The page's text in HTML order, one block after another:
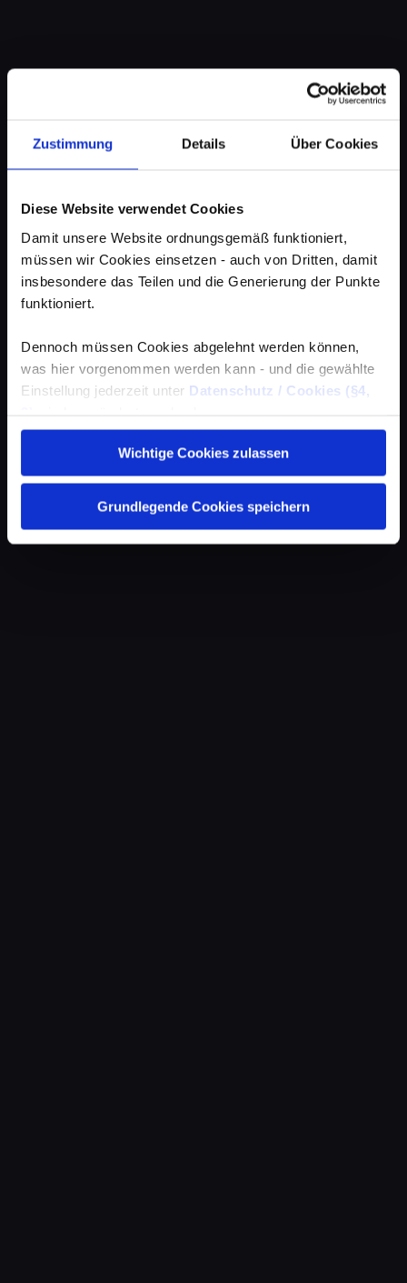
Zustimmung Details Über Cookies
Diese Website verwendet Cookies
Damit unsere Website ordnungsgemäß funktioniert,
müssen wir Cookies einsetzen - auch von Dritten, damit
insbesondere das Teilen und die Generierung der Punkte
funktioniert.
Dennoch müssen Cookies abgelehnt werden können,
was hier vorgenommen werden kann - und die gewählte
Einstellung jederzeit unter Datenschutz / Cookies (§4,
Wichtige Cookies zulassen
Grundlegende Cookies speichern